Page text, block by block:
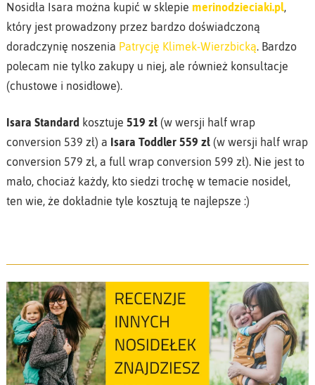
Nosidła Isara można kupić w sklepie merinodzieciaki.pl,
który jest prowadzony przez bardzo doświadczoną
doradczynię noszenia Patrycję Klimek-Wierzbicką. Bardzo
polecam nie tylko zakupy u niej, ale również konsultacje
(chustowe i nosidłowe).
Isara Standard kosztuje 519 zł(w wersji half wrap
conversion 539 zł) a Isara Toddler 559 zł(w wersji half wrap
conversion 579 zł, a full wrap conversion 599 zł). Nie jest to
mało, chociaż każdy, kto siedzi trochę w temacie nosideł,
ten wie, że dokładnie tyle kosztują te najlepsze :)